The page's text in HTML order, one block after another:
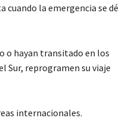
cuando la emergencia se dé
o hayan transitado en los
Sur, reprogramen su viaje
internacionales.